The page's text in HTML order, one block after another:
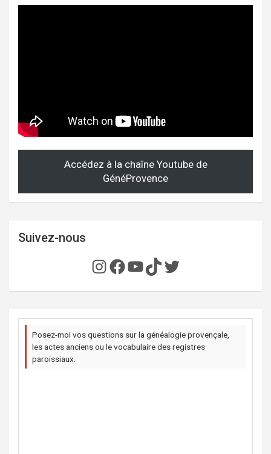
Accédez à la chaîne Youtube de
GénéProvence
Suivez-nous
Instagram
Facebook
YouTube
TikTok
Twitter
Posez-moi vos questions sur la généalogie provençale,
les actes anciens ou le vocabulaire des registres
paroissiaux.